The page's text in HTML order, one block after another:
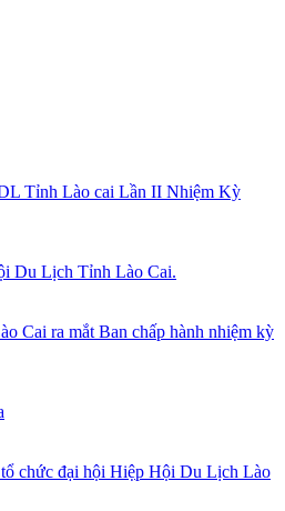
Tỉnh Lào cai Lần II Nhiệm Kỳ
Du Lịch Tỉnh Lào Cai.
Cai ra mắt Ban chấp hành nhiệm kỳ
chức đại hội Hiệp Hội Du Lịch Lào